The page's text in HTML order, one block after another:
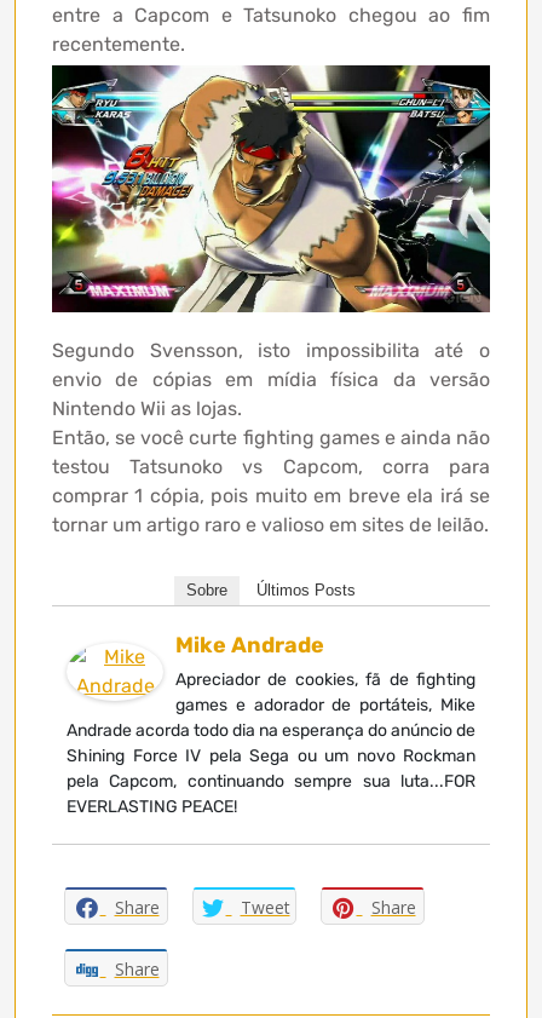
entre a Capcom e Tatsunoko chegou ao fim
recentemente.
Segundo Svensson, isto impossibilita até o
envio de cópias em mídia física da versão
Nintendo Wii as lojas.
Então, se você curte fighting games e ainda não
testou Tatsunoko vs Capcom, corra para
comprar 1 cópia, pois muito em breve ela irá se
tornar um artigo raro e valioso em sites de leilão.
Sobre Últimos Posts
Mike Andrade
Apreciador de cookies, fã de fighting
games e adorador de portáteis, Mike
Andrade acorda todo dia na esperança do anúncio de
Shining Force IV pela Sega ou um novo Rockman
pela Capcom, continuando sempre sua luta...FOR
EVERLASTING PEACE!
Share Tweet Share
Share